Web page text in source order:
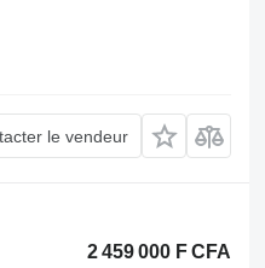
le vendeur
2 459 000 F CFA